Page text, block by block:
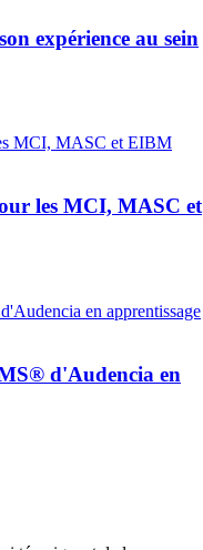
expérience au sein
les MCI, MASC et
d'Audencia en